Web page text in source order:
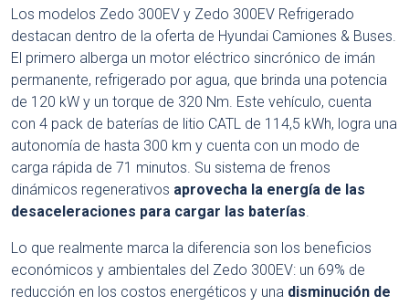
Los modelos Zedo 300EV y Zedo 300EV Refrigerado
destacan dentro de la oferta de Hyundai Camiones & Buses.
El primero alberga un motor eléctrico sincrónico de imán
permanente, refrigerado por agua, que brinda una potencia
de 120 kW y un torque de 320 Nm. Este vehículo, cuenta
con 4 pack de baterías de litio CATL de 114,5 kWh, logra una
autonomía de hasta 300 km y cuenta con un modo de
carga rápida de 71 minutos. Su sistema de frenos
dinámicos regenerativos aprovecha la energía de las
desaceleraciones para cargar las baterías.
Lo que realmente marca la diferencia son los beneficios
económicos y ambientales del Zedo 300EV: un 69% de
reducción en los costos energéticos y una disminución de